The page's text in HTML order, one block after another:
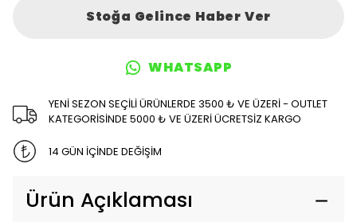
Stoğa Gelince Haber Ver
WHATSAPP
YENİ SEZON SEÇİLİ ÜRÜNLERDE 3500 ₺ VE ÜZERİ - OUTLET
KATEGORİSİNDE 5000 ₺ VE ÜZERİ ÜCRETSİZ KARGO
14 GÜN İÇİNDE DEĞİŞİM
Ürün Açıklaması